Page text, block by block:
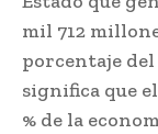
mil 712
porcentaje del
significa que
% de la